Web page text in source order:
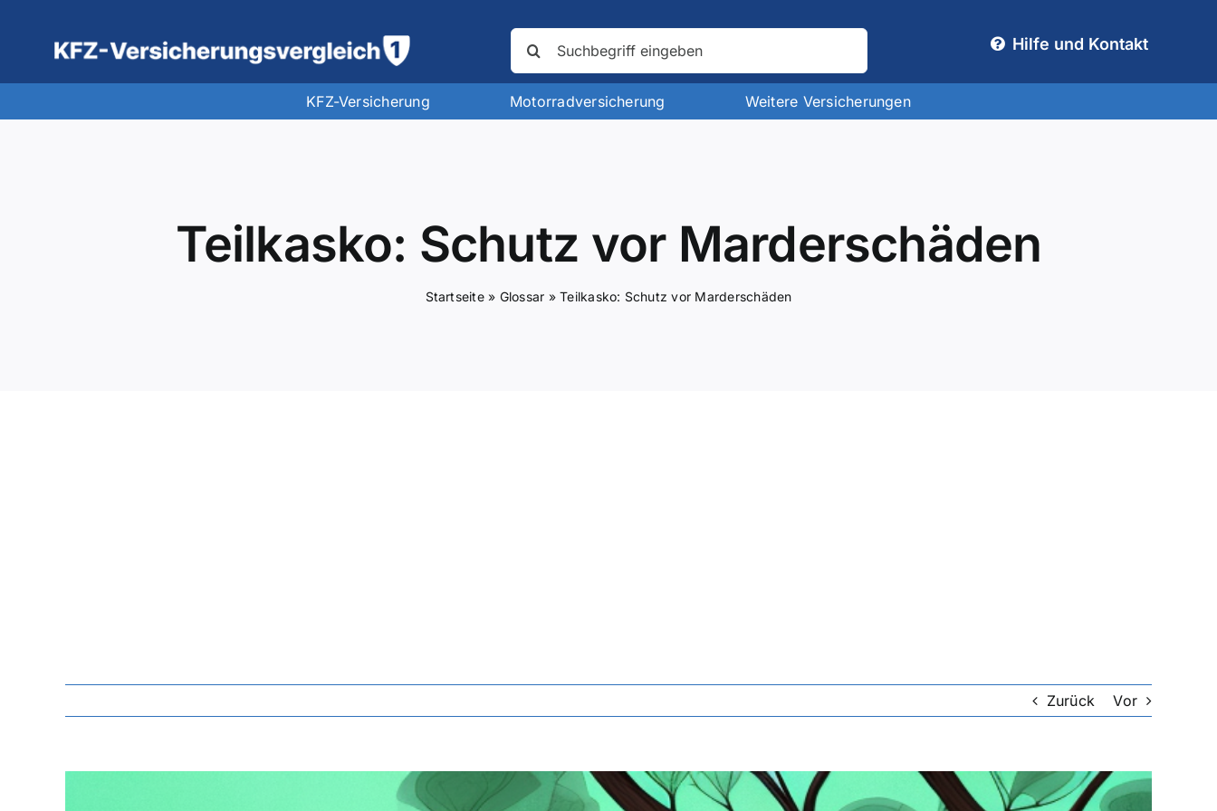
springen
nach:
Hilfe und Kontakt
KFZ-Versicherung Motorradversicherung Weitere Versicherungen
Teilkasko: Schutz vor Marderschäden
Startseite» Glossar »Teilkasko: Schutz vor Marderschäden
Zurück Vor